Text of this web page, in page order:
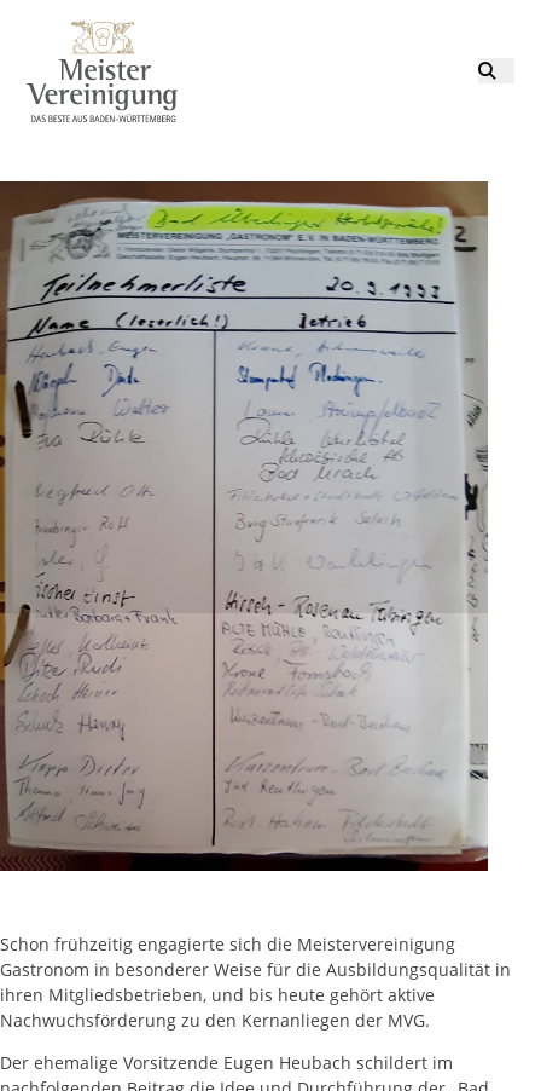
KAPITEL 3 / RUBRIK 4
„BAD ÜBERKINGER HERBSTGESPRÄCHE“
VERFASSER: MITGLIEDSBEITRAG EUGEN HEUBACH
„Bad Überkinger
Herbstgespräche“
Engagiert für hohe Ausbildungsqualität:
„Bad Überkinger Herbstgespräche“
– Seminare über Ausbildungsfragen
Schon frühzeitig engagierte sich die Meistervereinigung
Gastronom in besonderer Weise für die Ausbildungsqualität in
ihren Mitgliedsbetrieben, und bis heute gehört aktive
Nachwuchsförderung zu den Kernanliegen der MVG.
Der ehemalige Vorsitzende Eugen Heubach schildert im